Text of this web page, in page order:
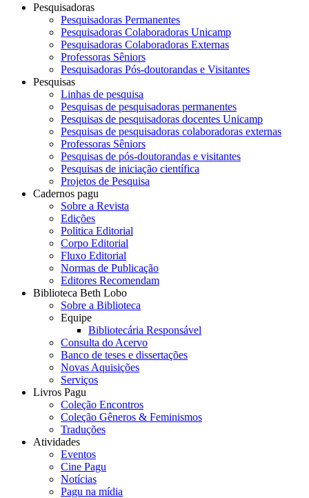
Pesquisadoras
Pesquisadoras Permanentes
Pesquisadoras Colaboradoras Unicamp
Pesquisadoras Colaboradoras Externas
Professoras Sêniors
Pesquisadoras Pós-doutorandas e Visitantes
Pesquisas
Linhas de pesquisa
Pesquisas de pesquisadoras permanentes
Pesquisas de pesquisadoras docentes Unicamp
Pesquisas de pesquisadoras colaboradoras externas
Professoras Sêniors
Pesquisas de pós-doutorandas e visitantes
Pesquisas de iniciação científica
Projetos de Pesquisa
Cadernos pagu
Sobre a Revista
Edições
Politica Editorial
Corpo Editorial
Fluxo Editorial
Normas de Publicação
Editores Recomendam
Biblioteca Beth Lobo
Sobre a Biblioteca
Equipe
Bibliotecária Responsável
Consulta do Acervo
Banco de teses e dissertações
Novas Aquisições
Serviços
Livros Pagu
Coleção Encontros
Coleção Gêneros & Feminismos
Traduções
Atividades
Eventos
Cine Pagu
Notícias
Pagu na mídia